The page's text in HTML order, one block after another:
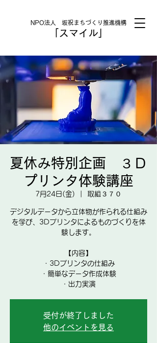
NPO法人 坂祝まちづくり推進機構
「スマイル」
夏休み特別企画 ３Ｄ
プリンタ体験講座
7月24日(金) 取組３７０
デジタルデータから立体物が作られる仕組み
を学び、3Dプリンタによるものづくりを体
験します。
【内容】
・3Dプリンタの仕組み
・簡単なデータ作成体験
・出力実演
受付が終了しました
他のイベントを見る